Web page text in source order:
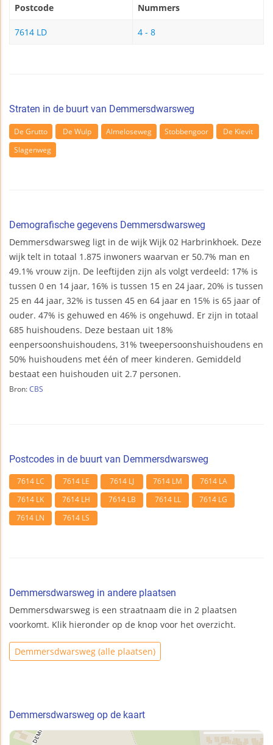
Postcode Nummers
7614 LD 4 - 8
Straten in de buurt van Demmersdwarsweg
De Grutto De Wulp Almeloseweg Stobbengoor
De Kievit
Slagenweg
Demografische gegevens Demmersdwarsweg
Demmersdwarsweg ligt in de wijk Wijk 02 Harbrinkhoek. Deze
wijk telt in totaal 1.875 inwoners waarvan er 50.7% man en
49.1% vrouw zijn. De leeftijden zijn als volgt verdeeld: 17% is
tussen 0 en 14 jaar, 16% is tussen 15 en 24 jaar, 20% is tussen
25 en 44 jaar, 32% is tussen 45 en 64 jaar en 15% is 65 jaar of
ouder. 47% is gehuwed en 46% is ongehuwd. Er zijn in totaal
685 huishoudens. Deze bestaan uit 18%
eenpersoonshuishoudens, 31% tweepersoonshuishoudens en
50% huishoudens met één of meer kinderen. Gemiddeld
bestaat een huishouden uit 2.7 personen.
Bron: CBS
Postcodes in de buurt van Demmersdwarsweg
7614 LC 7614 LE 7614 LJ 7614 LM
7614 LA
7614 LK
7614 LH 7614 LB 7614 LL
7614 LG
7614 LN
7614 LS
Demmersdwarsweg in andere plaatsen
Demmersdwarsweg is een straatnaam die in 2 plaatsen
voorkomt. Klik hieronder op de knop voor het overzicht.
Demmersdwarsweg (alle plaatsen)
Demmersdwarsweg op de kaart